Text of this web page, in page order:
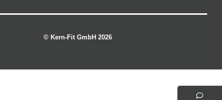
© Kern-Fit GmbH 2026